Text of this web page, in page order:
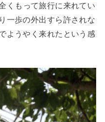
くもって旅行に来れてい
一歩の外出すら許されな
ようやく来れたという感